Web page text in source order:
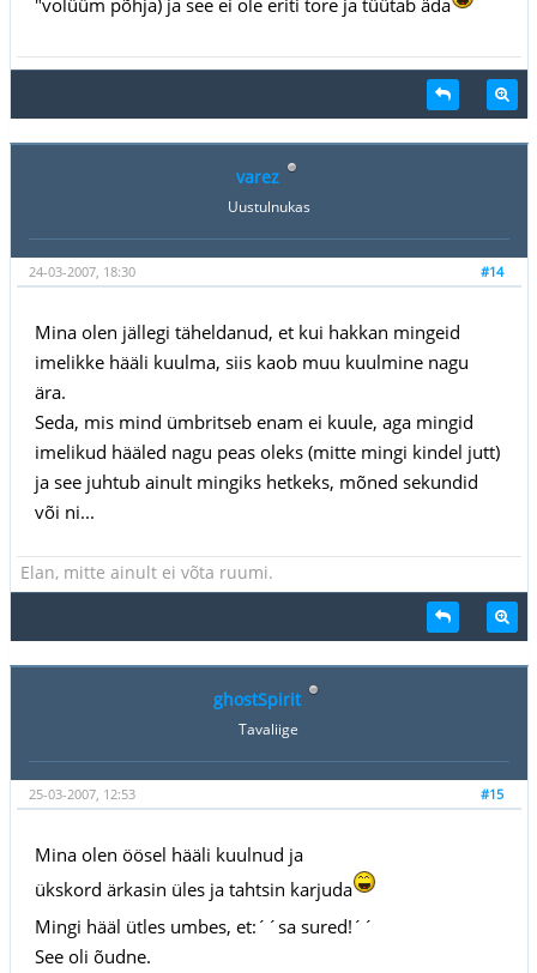
varez
Uustulnukas
#14
24-03-2007, 18:30
Mina olen jällegi täheldanud, et kui hakkan mingeid
imelikke hääli kuulma, siis kaob muu kuulmine nagu
ära.
Seda, mis mind ümbritseb enam ei kuule, aga mingid
imelikud hääled nagu peas oleks (mitte mingi kindel jutt)
ja see juhtub ainult mingiks hetkeks, mõned sekundid
või ni...
Elan, mitte ainult ei võta ruumi.
ghostSpirit
Tavaliige
#15
25-03-2007, 12:53
Mina olen öösel hääli kuulnud ja
ükskord ärkasin üles ja tahtsin karjuda
Mingi hääl ütles umbes, et:´´sa sured!´´
See oli õudne.